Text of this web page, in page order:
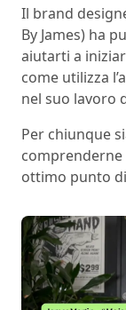
Il brand
By James) ha
aiutarti a
come utilizza
nel suo lavoro
Per chiunque
ottimo punto